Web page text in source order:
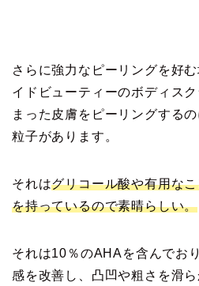
さらに強力なピーリングを好
イドビューティーのボディス
まった皮膚をピーリングする
粒子があります。
それはグリコール酸や有用な
を持っているので素晴らしい。
それは10％のAHAを含んでお
感を改善し、凸凹や粗さを滑